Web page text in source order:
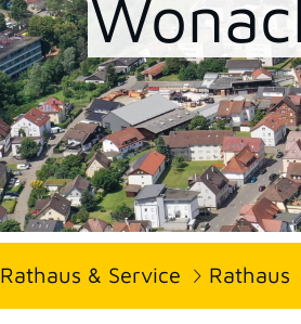
Rathaus & Service Rathaus